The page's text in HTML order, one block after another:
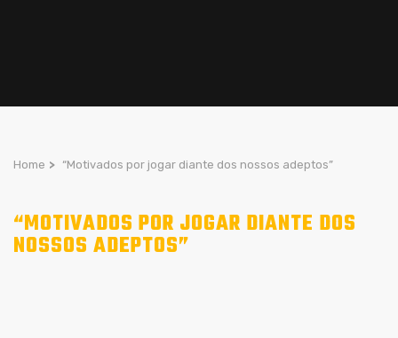
Home > “Motivados por jogar diante dos nossos adeptos”
“MOTIVADOS POR JOGAR DIANTE DOS
NOSSOS ADEPTOS”